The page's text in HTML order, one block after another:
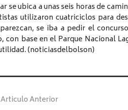
se ubica a unas seis horas de
utilizaron cuatriciclos para
se iba a pedir el
con base en el Parque Nacional
(noticiasdelbolson)
Articulo Anterior